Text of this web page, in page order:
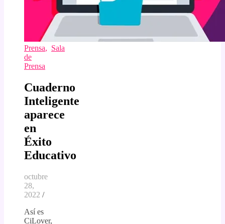
Prensa, Sala
de
Prensa
Cuaderno
Inteligente
aparece
en
Éxito
Educativo
octubre
28,
2022 /
Así es
CiLover,